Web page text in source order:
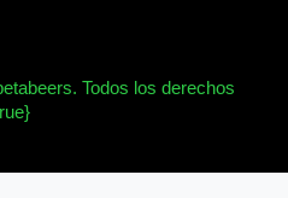
Todos los derechos